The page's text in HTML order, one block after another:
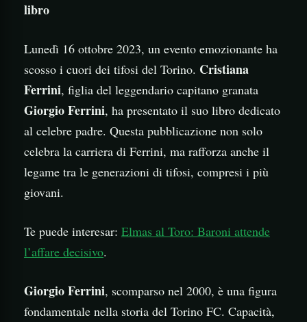
libro
Lunedì 16 ottobre 2023, un evento emozionante ha
scosso i cuori dei tifosi del Torino. Cristiana
Ferrini, figlia del leggendario capitano granata
Giorgio Ferrini, ha presentato il suo libro dedicato
al celebre padre. Questa pubblicazione non solo
celebra la carriera di Ferrini, ma rafforza anche il
legame tra le generazioni di tifosi, compresi i più
giovani.
Te puede interesar: Elmas al Toro: Baroni attende
l’affare decisivo.
Giorgio Ferrini, scomparso nel 2000, è una figura
fondamentale nella storia del Torino FC. Capacità,